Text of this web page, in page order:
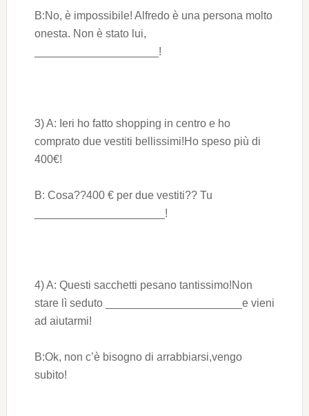
B:No, è impossibile! Alfredo è una persona molto
onesta. Non è stato lui,
____________________!
3) A: Ieri ho fatto shopping in centro e ho
comprato due vestiti bellissimi!Ho speso più di
400€!
B: Cosa??400 € per due vestiti?? Tu
_____________________!
4) A: Questi sacchetti pesano tantissimo!Non
stare lì seduto ______________________e vieni
ad aiutarmi!
B:Ok, non c’è bisogno di arrabbiarsi,vengo
subito!